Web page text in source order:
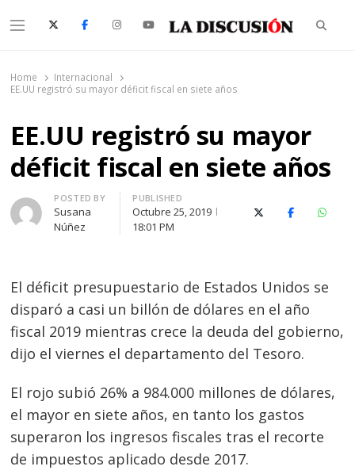
Menu
Home
Internacional
EE.UU registró su mayor déficit fiscal en siete años
EE.UU registró su mayor
déficit fiscal en siete años
Author
POSTED BY
Susana
Núñez
PUBLISHED
Octubre 25, 2019
18:01 PM
X (Twitter)Facebook
El déficit presupuestario de Estados Unidos se
disparó a casi un billón de dólares en el año
fiscal 2019 mientras crece la deuda del gobierno,
dijo el viernes el departamento del Tesoro.
El rojo subió 26% a 984.000 millones de dólares,
el mayor en siete años, en tanto los gastos
superaron los ingresos fiscales tras el recorte
de impuestos aplicado desde 2017.